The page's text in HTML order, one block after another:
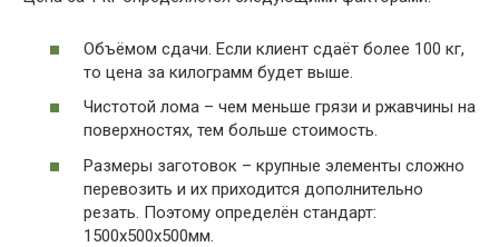
Объёмом сдачи. Если клиент сдаёт более 100 кг,
то цена за килограмм будет выше.
Чистотой лома – чем меньше грязи и ржавчины на
поверхностях, тем больше стоимость.
Размеры заготовок – крупные элементы сложно
перевозить и их приходится дополнительно
резать. Поэтому определён стандарт:
1500х500х500мм.